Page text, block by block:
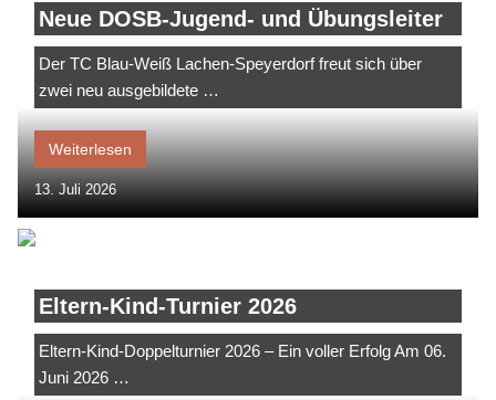
Neue DOSB-Jugend- und Übungsleiter
Der TC Blau-Weiß Lachen-Speyerdorf freut sich über
zwei neu ausgebildete …
Weiterlesen
13. Juli 2026
Eltern-Kind-Turnier 2026
Eltern-Kind-Doppelturnier 2026 – Ein voller Erfolg Am 06.
Juni 2026 …